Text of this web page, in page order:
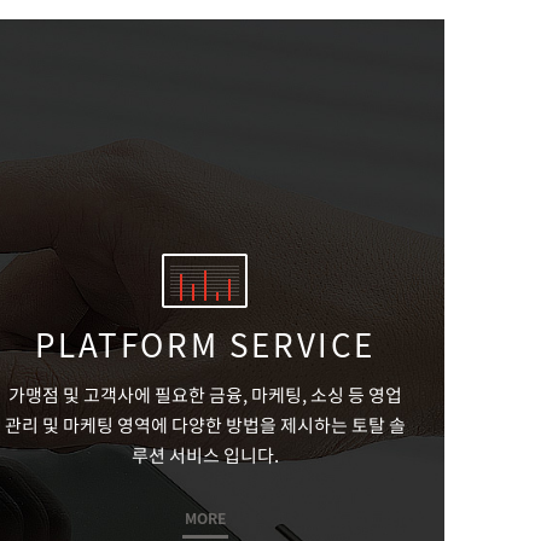
PLATFORM SERVICE
가맹점 및 고객사에 필요한 금융, 마케팅, 소싱 등 영업
관리 및 마케팅 영역에 다양한 방법을 제시하는토탈 솔
루션 서비스 입니다.
MORE